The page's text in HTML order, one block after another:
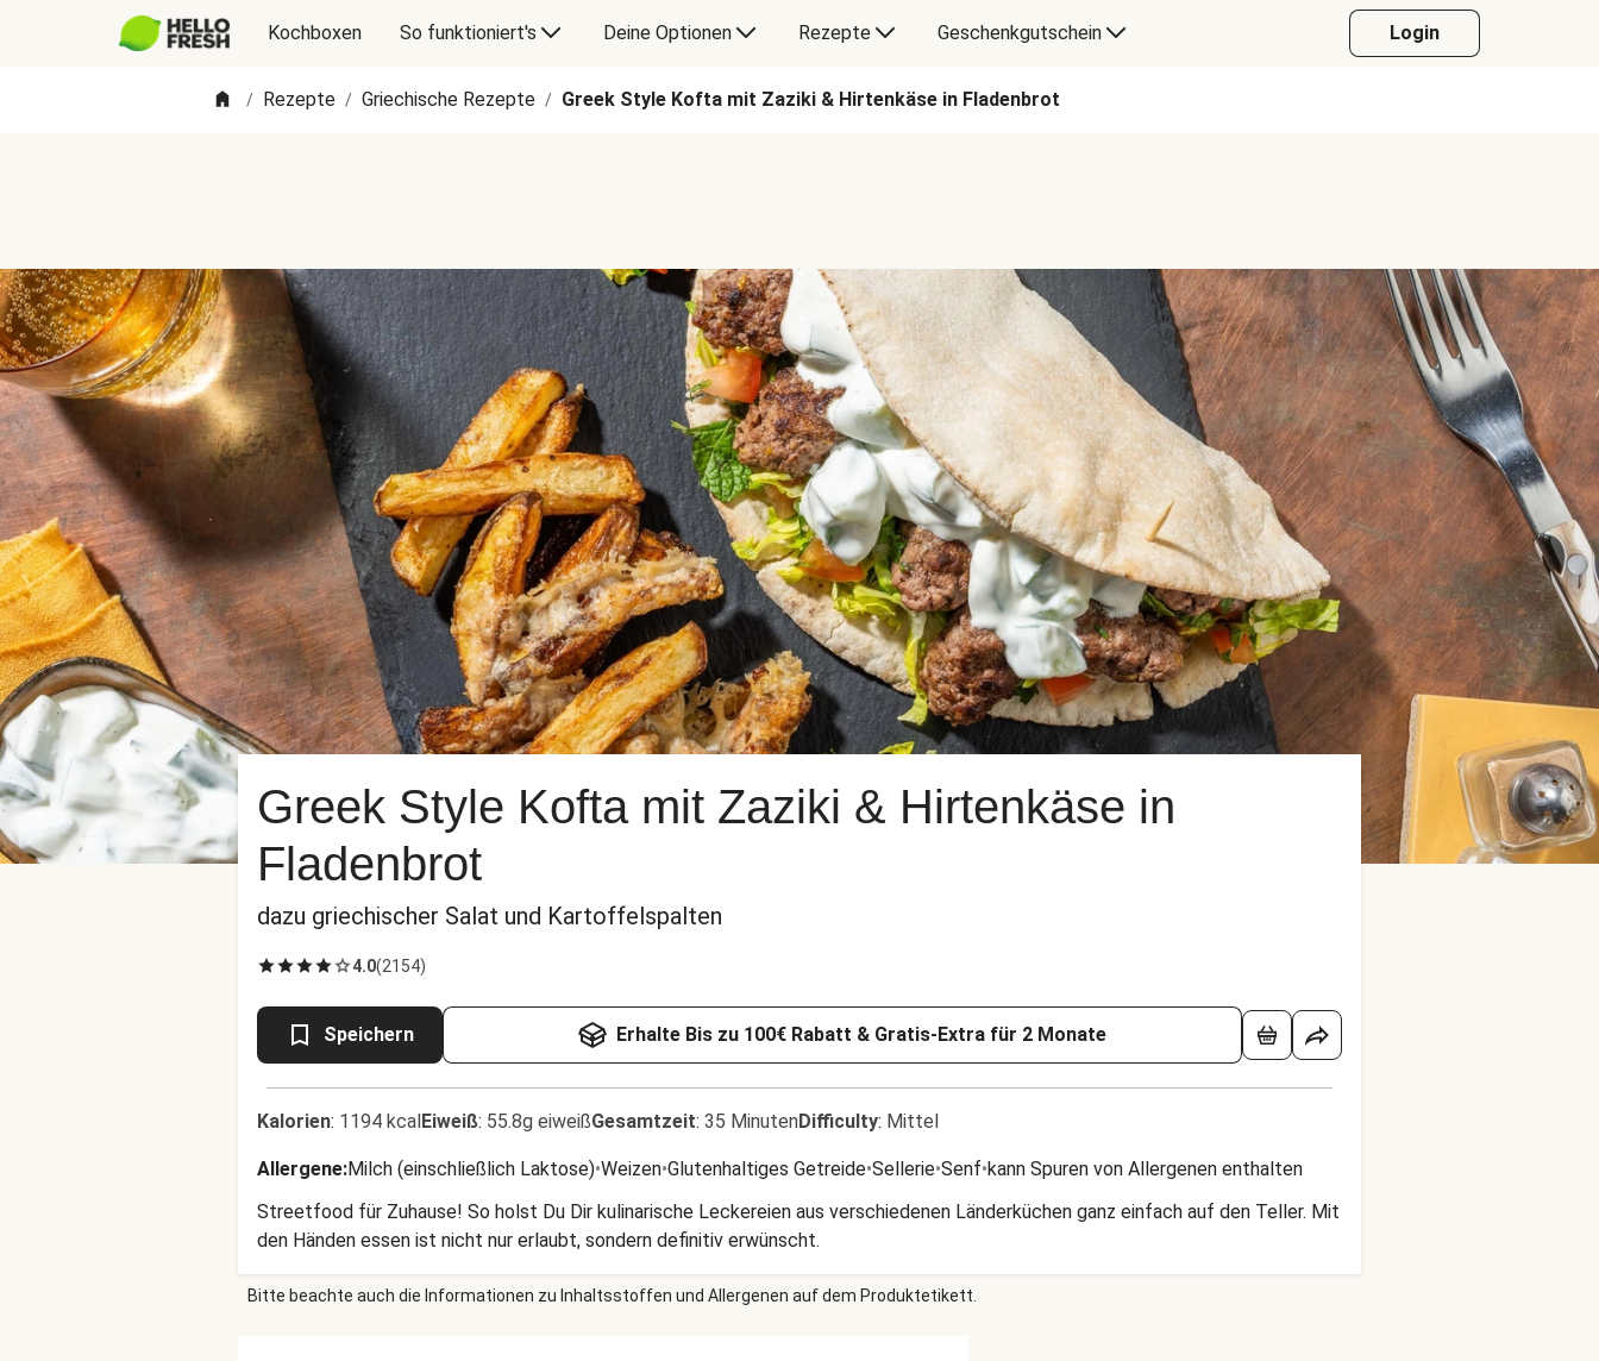
Kochboxen So funktioniert's Deine Optionen Rezepte Geschenkgutschein Login
/ Rezepte / Griechische Rezepte / Greek Style Kofta mit Zaziki & Hirtenkäse in Fladenbrot
Greek Style Kofta mit Zaziki & Hirtenkäse in
Fladenbrot
dazu griechischer Salat und Kartoffelspalten
4.0(2154)
Speichern Erhalte Bis zu 100€ Rabatt & Gratis-Extra für 2 Monate
Kalorien: 1194 kcalEiweiß: 55.8g eiweißGesamtzeit: 35 MinutenDifficulty: Mittel
Allergene:Milch (einschließlich Laktose)•Weizen•Glutenhaltiges Getreide•Sellerie•Senf•kann Spuren von Allergenen enthalten
Streetfood für Zuhause! So holst Du Dir kulinarische Leckereien aus verschiedenen Länderküchen ganz einfach auf den Teller. Mit
den Händen essen ist nicht nur erlaubt, sondern definitiv erwünscht.
Bitte beachte auch die Informationen zu Inhaltsstoffen und Allergenen auf dem Produktetikett.